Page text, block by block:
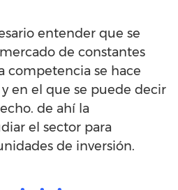
entender que se
de constantes
competencia se hace
en el que se puede decir
de ahí la
el sector para
de inversión.